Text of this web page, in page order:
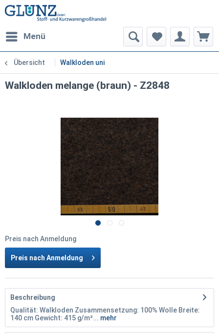
Menü
Übersicht Walkloden uni
Walkloden melange (braun) - Z2848
Preis nach Anmeldung
Preis nach Anmeldung
Beschreibung
Qualität: Walkloden Zusammensetzung: 100% Wolle Breite:
140 cm Gewicht: 415 g/m²... mehr